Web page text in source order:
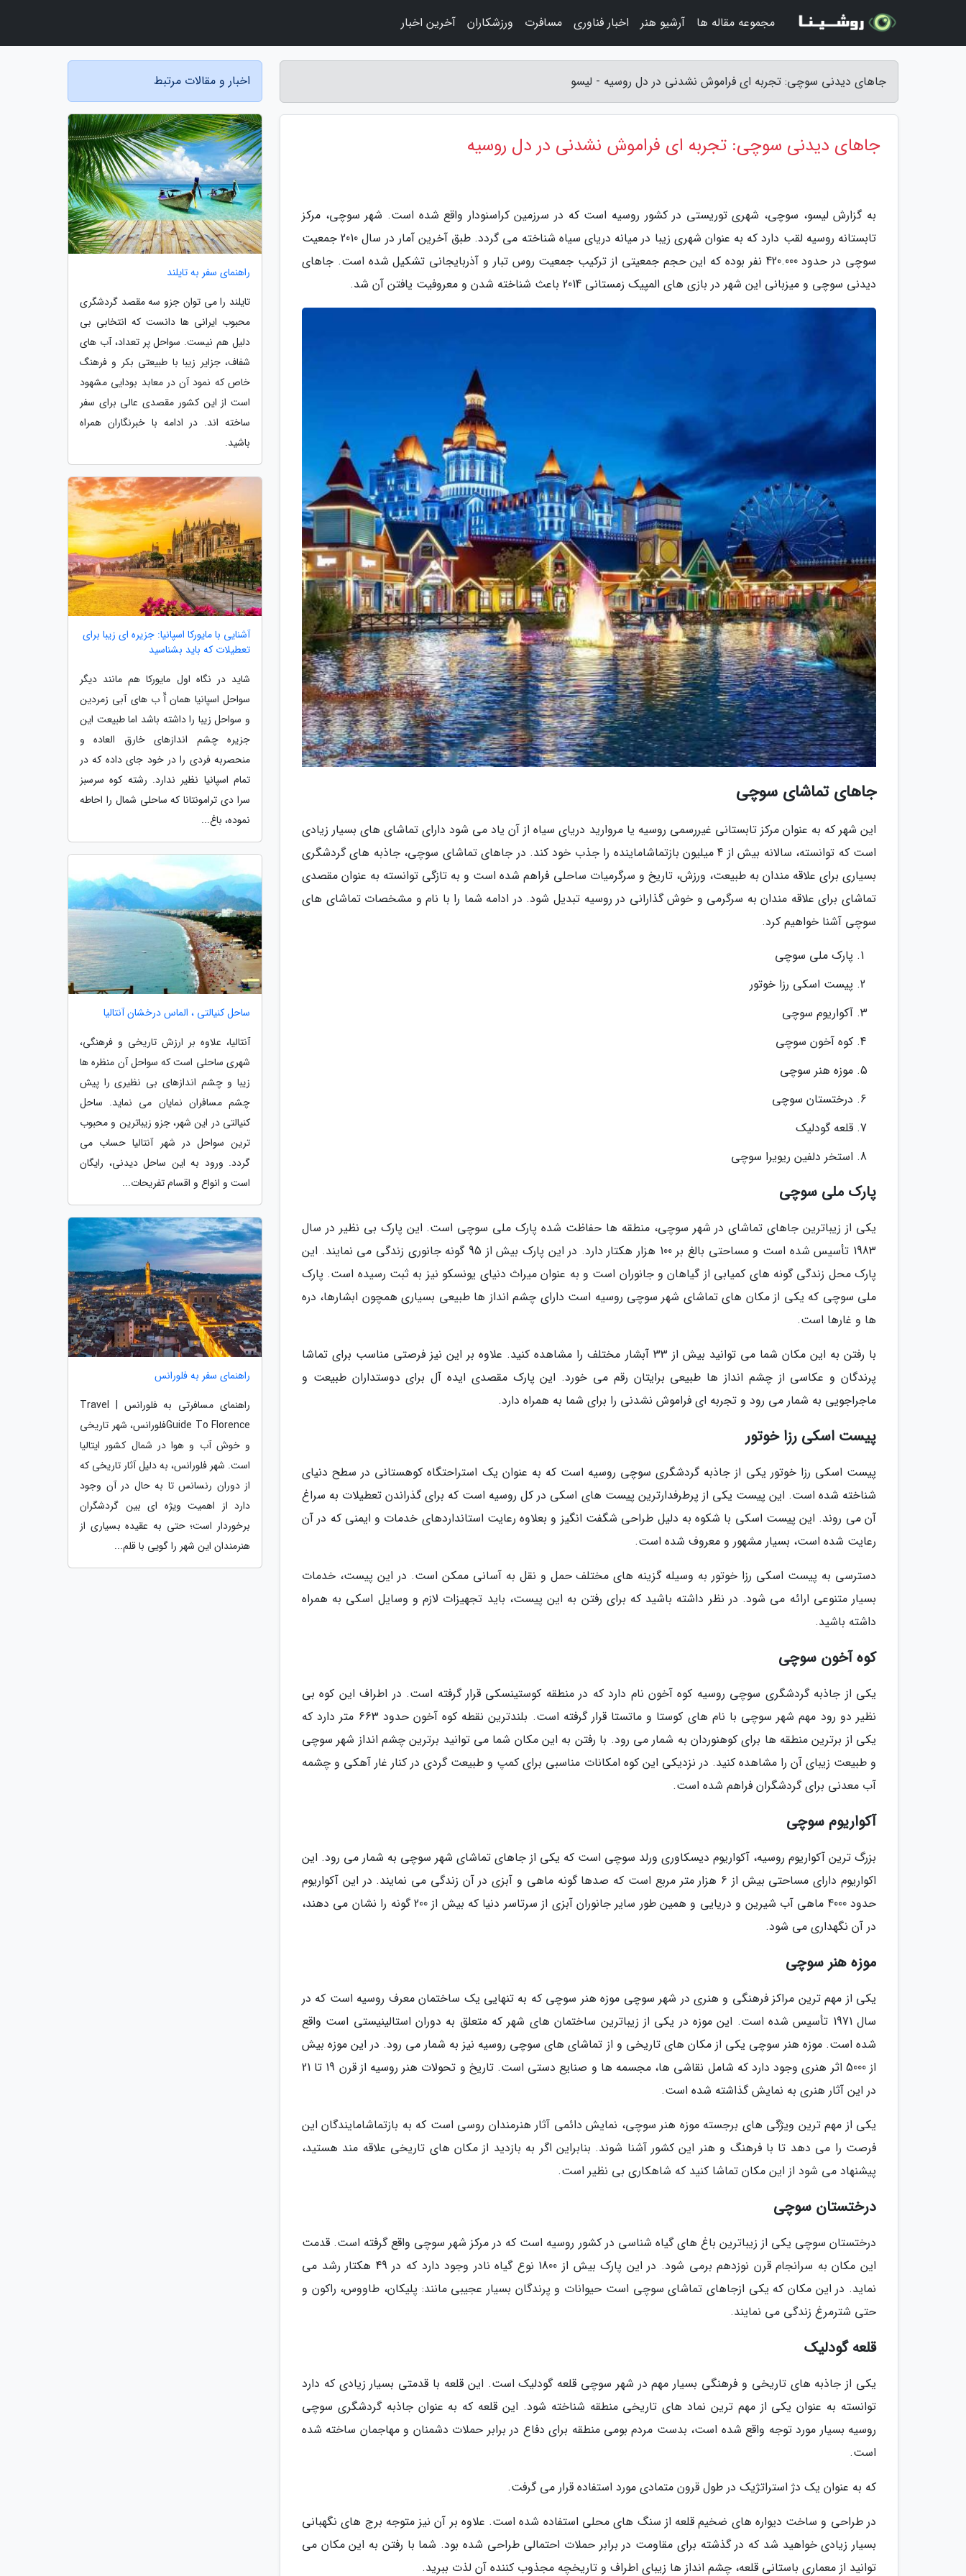
جاهای دیدنی سوچی: تجربه ای فراموش نشدنی در دل روسیه - لیسو
جاهای دیدنی سوچی: تجربه ای فراموش نشدنی در دل روسیه
به گزارش لیسو، سوچی، شهری توریستی در کشور روسیه است که در سرزمین کراسنودار واقع شده است. شهر سوچی، مرکز
تابستانه روسیه لقب دارد که به عنوان شهری زیبا در میانه دریای سیاه شناخته می گردد. طبق آخرین آمار در سال 2010 جمعیت
سوچی در حدود 420.000 نفر بوده که این حجم جمعیتی از ترکیب جمعیت روس تبار و آذربایجانی تشکیل شده است. جاهای
دیدنی سوچی و میزبانی این شهر در بازی های المپیک زمستانی 2014 باعث شناخته شدن و معروفیت یافتن آن شد.
جاهای تماشای سوچی
این شهر که به عنوان مرکز تابستانی غیررسمی روسیه یا مروارید دریای سیاه از آن یاد می شود دارای تماشای های بسیار زیادی
است که توانسته، سالانه بیش از 4 میلیون بازتماشاماینده را جذب خود کند. در جاهای تماشای سوچی، جاذبه های گردشگری
بسیاری برای علاقه مندان به طبیعت، ورزش، تاریخ و سرگرمیات ساحلی فراهم شده است و به تازگی توانسته به عنوان مقصدی
تماشای برای علاقه مندان به سرگرمی و خوش گذارانی در روسیه تبدیل شود. در ادامه شما را با نام و مشخصات تماشای های
سوچی آشنا خواهیم کرد.
پارک ملی سوچی
پیست اسکی رزا خوتور
آکواریوم سوچی
کوه آخون سوچی
موزه هنر سوچی
درختستان سوچی
قلعه گودلیک
استخر دلفین ریویرا سوچی
پارک ملی سوچی
یکی از زیباترین جاهای تماشای در شهر سوچی، منطقه ها حفاظت شده پارک ملی سوچی است. این پارک بی نظیر در سال
1983 تأسیس شده است و مساحتی بالغ بر 100 هزار هکتار دارد. در این پارک بیش از 95 گونه جانوری زندگی می نمایند. این
پارک محل زندگی گونه های کمیابی از گیاهان و جانوران است و به عنوان میراث دنیای یونسکو نیز به ثبت رسیده است. پارک
ملی سوچی که یکی از مکان های تماشای شهر سوچی روسیه است دارای چشم انداز ها طبیعی بسیاری همچون ابشارها، دره
ها و غارها است.
با رفتن به این مکان شما می توانید بیش از 33 آبشار مختلف را مشاهده کنید. علاوه بر این نیز فرصتی مناسب برای تماشا
پرندگان و عکاسی از چشم انداز ها طبیعی برایتان رقم می خورد. این پارک مقصدی ایده آل برای دوستداران طبیعت و
ماجراجویی به شمار می رود و تجربه ای فراموش نشدنی را برای شما به همراه دارد.
پیست اسکی رزا خوتور
پیست اسکی رزا خوتور یکی از جاذبه گردشگری سوچی روسیه است که به عنوان یک استراحتگاه کوهستانی در سطح دنیای
شناخته شده است. این پیست یکی از پرطرفدارترین پیست های اسکی در کل روسیه است که برای گذراندن تعطیلات به سراغ
آن می روند. این پیست اسکی با شکوه به دلیل طراحی شگفت انگیز و بعلاوه رعایت استانداردهای خدمات و ایمنی که در آن
رعایت شده است، بسیار مشهور و معروف شده است.
دسترسی به پیست اسکی رزا خوتور به وسیله گزینه های مختلف حمل و نقل به آسانی ممکن است. در این پیست، خدمات
بسیار متنوعی ارائه می شود. در نظر داشته باشید که برای رفتن به این پیست، باید تجهیزات لازم و وسایل اسکی به همراه
داشته باشید.
کوه آخون سوچی
یکی از جاذبه گردشگری سوچی روسیه کوه آخون نام دارد که در منطقه کوستینسکی قرار گرفته است. در اطراف این کوه بی
نظیر دو رود مهم شهر سوچی با نام های کوستا و ماتستا قرار گرفته است. بلندترین نقطه کوه آخون حدود 663 متر دارد که
یکی از برترین منطقه ها برای کوهنوردان به شمار می رود. با رفتن به این مکان شما می توانید برترین چشم انداز شهر سوچی
و طبیعت زیبای آن را مشاهده کنید. در نزدیکی این کوه امکانات مناسبی برای کمپ و طبیعت گردی در کنار غار آهکی و چشمه
آب معدنی برای گردشگران فراهم شده است.
آکواریوم سوچی
بزرگ ترین آکواریوم روسیه، آکواریوم دیسکاوری ورلد سوچی است که یکی از جاهای تماشای شهر سوچی به شمار می رود. این
اکواریوم دارای مساحتی بیش از 6 هزار متر مربع است که صدها گونه ماهی و آبزی در آن زندگی می نمایند. در این آکواریوم
حدود 4000 ماهی آب شیرین و دریایی و همین طور سایر جانوران آبزی از سرتاسر دنیا که بیش از 200 گونه را نشان می دهند،
در آن نگهداری می شود.
موزه هنر سوچی
یکی از مهم ترین مراکز فرهنگی و هنری در شهر سوچی موزه هنر سوچی که به تنهایی یک ساختمان معرف روسیه است که در
سال 1971 تأسیس شده است. این موزه در یکی از زیباترین ساختمان های شهر که متعلق به دوران استالینیستی است واقع
شده است. موزه هنر سوچی یکی از مکان های تاریخی و از تماشای های سوچی روسیه نیز به شمار می رود. در این موزه بیش
از 5000 اثر هنری وجود دارد که شامل نقاشی ها، مجسمه ها و صنایع دستی است. تاریخ و تحولات هنر روسیه از قرن 19 تا 21
در این آثار هنری به نمایش گذاشته شده است.
یکی از مهم ترین ویژگی های برجسته موزه هنر سوچی، نمایش دائمی آثار هنرمندان روسی است که به بازتماشامایندگان این
فرصت را می دهد تا با فرهنگ و هنر این کشور آشنا شوند. بنابراین اگر به بازدید از مکان های تاریخی علاقه مند هستید،
پیشنهاد می شود از این مکان تماشا کنید که شاهکاری بی نظیر است.
درختستان سوچی
درختستان سوچی یکی از زیباترین باغ های گیاه شناسی در کشور روسیه است که در مرکز شهر سوچی واقع گرفته است. قدمت
این مکان به سرانجام قرن نوزدهم برمی شود. در این پارک بیش از 1800 نوع گیاه نادر وجود دارد که در 49 هکتار رشد می
نماید. در این مکان که یکی ازجاهای تماشای سوچی است حیوانات و پرندگان بسیار عجیبی مانند: پلیکان، طاووس، راکون و
حتی شترمرغ زندگی می نمایند.
قلعه گودلیک
یکی از جاذبه های تاریخی و فرهنگی بسیار مهم در شهر سوچی قلعه گودلیک است. این قلعه با قدمتی بسیار زیادی که دارد
توانسته به عنوان یکی از مهم ترین نماد های تاریخی منطقه شناخته شود. این قلعه که به عنوان جاذبه گردشگری سوچی
روسیه بسیار مورد توجه واقع شده است، بدست مردم بومی منطقه برای دفاع در برابر حملات دشمنان و مهاجمان ساخته شده
است.
که به عنوان یک دژ استراتژیک در طول قرون متمادی مورد استفاده قرار می گرفت.
در طراحی و ساخت دیواره های ضخیم قلعه از سنگ های محلی استفاده شده است. علاوه بر آن نیز متوجه برج های نگهبانی
بسیار زیادی خواهید شد که در گذشته برای مقاومت در برابر حملات احتمالی طراحی شده بود. شما با رفتن به این مکان می
توانید از معماری باستانی قلعه، چشم انداز ها زیبای اطراف و تاریخچه مجذوب کننده آن لذت ببرید.
اخبار و مقالات مرتبط
راهنمای سفر به تایلند
تایلند را می توان جزو سه مقصد گردشگری
محبوب ایرانی ها دانست که انتخابی بی
دلیل هم نیست. سواحل پر تعداد، آب های
شفاف، جزایر زیبا با طبیعتی بکر و فرهنگ
خاص که نمود آن در معابد بودایی مشهود
است از این کشور مقصدی عالی برای سفر
ساخته اند. در ادامه با خبرنگاران همراه
باشید.
آشنایی با مایورکا اسپانیا: جزیره ای زیبا برای
تعطیلات که باید بشناسید
شاید در نگاه اول مایورکا هم مانند دیگر
سواحل اسپانیا همان آّ ب های آبی زمردین
و سواحل زیبا را داشته باشد اما طبیعت این
جزیره چشم اندازهای خارق العاده و
منحصربه فردی را در خود جای داده که در
تمام اسپانیا نظیر ندارد. رشته کوه سرسبز
سرا دی ترامونتانا که ساحلی شمال را احاطه
نموده، باغ...
ساحل کنیالتی ، الماس درخشان آنتالیا
آنتالیا، علاوه بر ارزش تاریخی و فرهنگی،
شهری ساحلی است که سواحل آن منظره ها
زیبا و چشم اندازهای بی نظیری را پیش
چشم مسافران نمایان می نماید. ساحل
کنیالتی در این شهر، جزو زیباترین و محبوب
ترین سواحل در شهر آنتالیا حساب می
گردد. ورود به این ساحل دیدنی، رایگان
است و انواع و اقسام تفریحات...
راهنمای سفر به فلورانس
راهنمای مسافرتی به فلورانس | Travel
Guide To Florenceفلورانس، شهر تاریخی
و خوش آب و هوا در شمال کشور ایتالیا
است. شهر فلورانس، به دلیل آثار تاریخی که
از دوران رنسانس تا به حال در آن وجود
دارد از اهمیت ویژه ای بین گردشگران
برخوردار است؛ حتی به عقیده بسیاری از
هنرمندان این شهر را گویی با قلم...
مجموعه مقاله ها آرشیو هنر اخبار فناوری مسافرت ورزشکاران آخرین اخبار